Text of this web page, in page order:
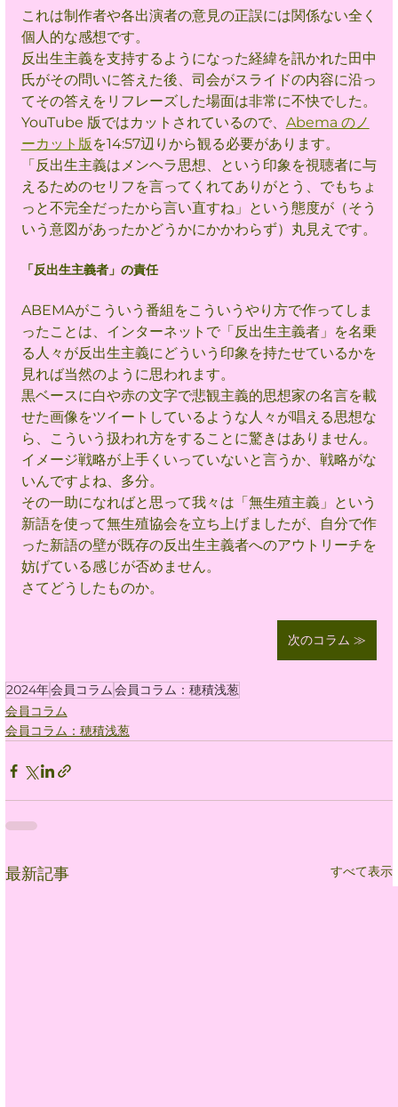
これは制作者や各出演者の意見の正誤には関係ない全く
個人的な感想です。
反出生主義を支持するようになった経緯を訊かれた田中
氏がその問いに答えた後、司会がスライドの内容に沿っ
てその答えをリフレーズした場面は非常に不快でした。
YouTube 版ではカットされているので、 Abema のノ
ーカット版 を14:57辺りから観る必要があります。
「反出生主義はメンヘラ思想、という印象を視聴者に与
えるためのセリフを言ってくれてありがとう、でもちょ
っと不完全だったから言い直すね」という態度が（そう
いう意図があったかどうかにかかわらず）丸見え です。
「反出生主義者」の責任
ABEMAがこういう番組をこういうやり方で作ってしま
ったことは、インターネットで「反出生主義者」を名乗
る人々が反出生主義にどういう印象を持たせているかを
見れば当然のように思われます。
黒ベースに白や赤の文字で悲観主義的思想家の名言を載
せた画像をツイートしているような人々が唱える思想な
ら、こういう扱われ方をすることに驚きはありません。
イメージ戦略が上手くいっていないと言うか、戦略がな
いんですよね、多分。
その一助になればと思って我々は「無生殖主義」という
新語を使って無生殖協会を立ち上げましたが、自分で作
った新語の壁が既存の反出生主義者へのアウトリーチを
妨げている感じが否めません。
さてどうしたものか。
次のコラム ≫
2024年会員コラム会員コラム：穂積浅葱
会員コラム
会員コラム：穂積浅葱
最新記事 すべて表示